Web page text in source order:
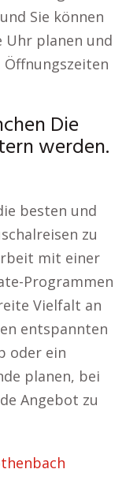
Sie können
Uhr planen und
Die
werden.
besten und
zu
mit einer
Programmen
Vielfalt an
entspannten
oder ein
planen, bei
Angebot zu